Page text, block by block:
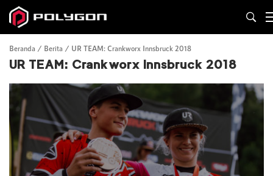
Beranda Berita UR TEAM: Crankworx Innsbruck 2018
UR TEAM: Crankworx Innsbruck 2018